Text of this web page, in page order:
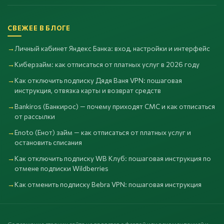
СВЕЖЕЕ В БЛОГЕ
Личный кабинет Яндекс Банка: вход, настройки и интерфейс
Киберзайм: как отписаться от платных услуг в 2026 году
Как отключить подписку Дядя Ваня VPN: пошаговая
инструкция, отвязка карты и возврат средств
Bankiros (Банкирос) — почему приходят СМС и как отписаться
от рассылки
Enoto (Енот) займ — как отписаться от платных услуг и
остановить списания
Как отключить подписку WB Клуб: пошаговая инструкция по
отмене подписки Wildberries
Как отменить подписку Bebra VPN: пошаговая инструкция